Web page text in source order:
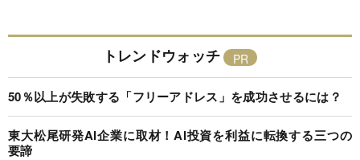
トレンドウォッチ
50％以上が失敗する「フリーアドレス」を成功させるには？
東大松尾研発AI企業に取材！AI投資を利益に転換する三つの
要諦